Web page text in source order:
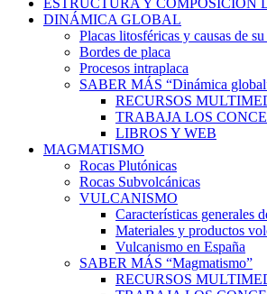
ESTRUCTURA Y COMPOSICIÓN
DINÁMICA GLOBAL
Placas litosféricas y causas de
Bordes de placa
Procesos intraplaca
SABER MÁS “Dinámica
RECURSOS
TRABAJA LOS
LIBROS Y WEB
MAGMATISMO
Rocas Plutónicas
Rocas Subvolcánicas
VULCANISMO
Características generales
Materiales y productos
Vulcanismo en España
SABER MÁS “Magmatismo”
RECURSOS